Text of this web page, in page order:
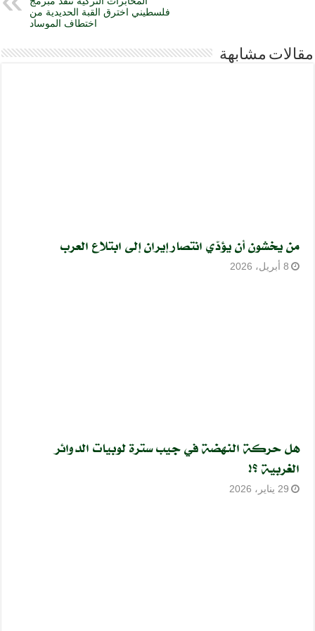
فلسطيني اخترق القبة الحديدية من
اختطاف الموساد
مقالات مشابهة
من يخشون أن يؤدّي انتصار إيران إلى ابتلاع العرب
8 أبريل، 2026
هل حركة النهضة في جيب سترة لوبيات الدوائر
الغربية ؟!
29 يناير، 2026